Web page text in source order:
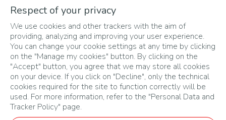
5.2.5.2 Le prix « Economie circulaire »
dans la catégorie « Cycle’Up »
Ce prix concerne tous les Candidats ayant présenté un
projet d’entreprise ou une startup de moins de trois (3)
ans. Le jury récompensera ainsi ceux qu’ils considèrent
avoir un Projet respectant le principe d’économie circulaire.
C’est-à-dire les Projets qui visent à produire des biens et
des services de manière durable en limitant la
consommation et le gaspillage des ressources ainsi que la
Respect of your privacy
We use cookies and other trackers with the aim of
providing, analyzing and improving your user experience.
You can change your cookie settings at any time by clicking
on the "Manage my cookies" button. By clicking on the
"Accept" button, you agree that we may store all cookies
on your device. If you click on "Decline", only the technical
cookies required for the site to function correctly will be
used. For more information, refer to the "Personal Data and
Tracker Policy" page.